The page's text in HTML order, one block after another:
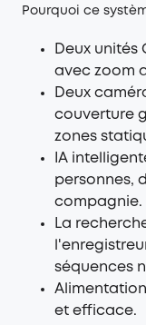
Pourquoi ce
Deux unités
avec zoom
Deux
couverture
zones
IA
personnes,
compagnie.
La
séquences
et efficace.